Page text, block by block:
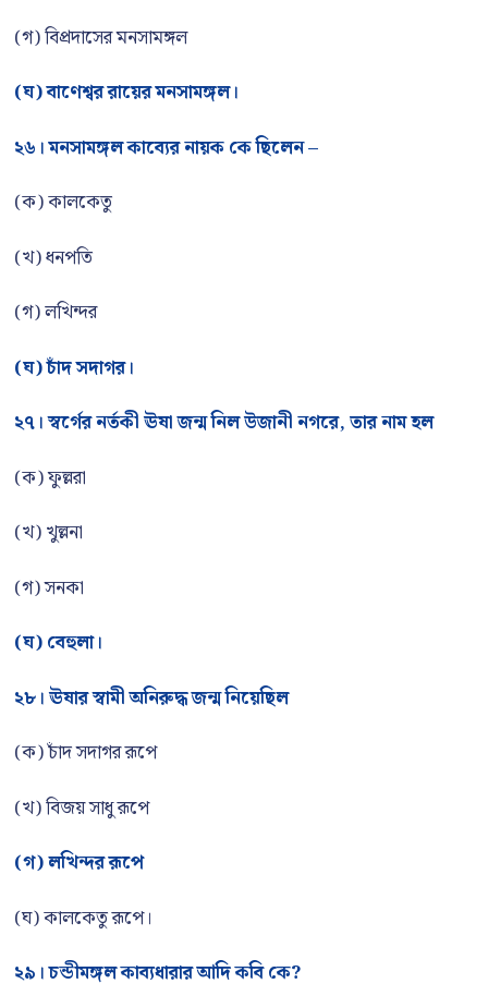
(গ) বিপ্রদাসের মনসামঙ্গল
(ঘ) বাণেশ্বর রায়ের মনসামঙ্গল।
২৬। মনসামঙ্গল কাব্যের নায়ক কে ছিলেন –
(ক) কালকেতু
(খ) ধনপতি
(গ) লখিন্দর
(ঘ) চাঁদ সদাগর।
২৭। স্বর্গের নর্তকী ঊষা জন্ম নিল উজানী নগরে, তার নাম হল
(ক) ফুল্লরা
(খ) খুল্লনা
(গ) সনকা
(ঘ) বেহুলা।
২৮। ঊষার স্বামী অনিরুদ্ধ জন্ম নিয়েছিল
(ক) চাঁদ সদাগর রূপে
(খ) বিজয় সাধু রূপে
(গ) লখিন্দর রূপে
(ঘ) কালকেতু রূপে।
২৯। চন্ডীমঙ্গল কাব্যধারার আদি কবি কে?